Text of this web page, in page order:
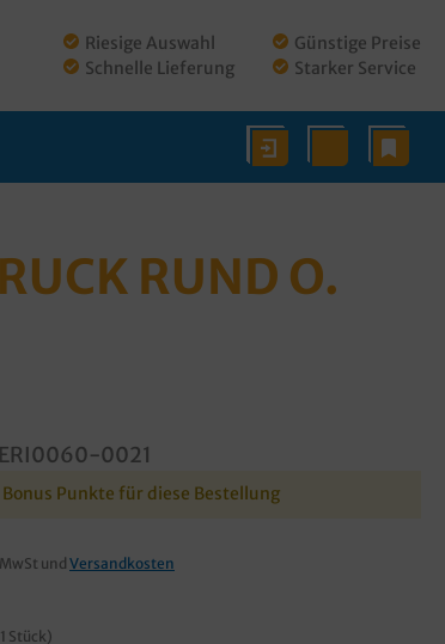
Riesige Auswahl
Schnelle Lieferung
Günstige Preise
Starker Service
RUND O.
0021
Punkte für diese Bestellung
und Versandkosten
Stück)